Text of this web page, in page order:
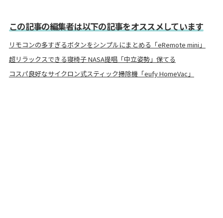
この記事の編集者は以下の記事をオススメしています
リモコンの多すぎるボタンをシンプルにまとめる「eRemote mini」
超リラックスできる寝椅子 NASA提唱「中立姿勢」保てる
コスパ良好なサイクロン式スティック掃除機「eufy HomeVac」